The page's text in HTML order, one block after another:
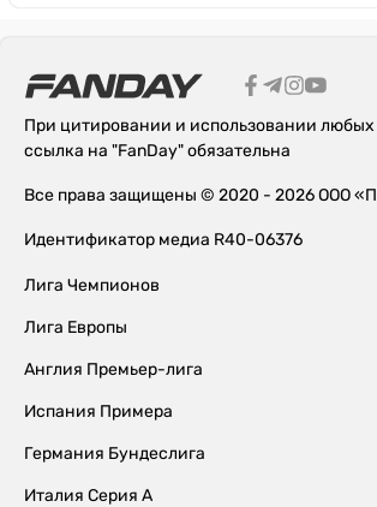
При цитировании и использовании
ссылка на "FanDay" обязательна
Все права защищены © 2020 - 2026 ООО
Идентификатор медиа R40-06376
Лига Чемпионов
Лига Европы
Англия Премьер-лига
Испания Примера
Германия Бундеслига
Италия Серия А